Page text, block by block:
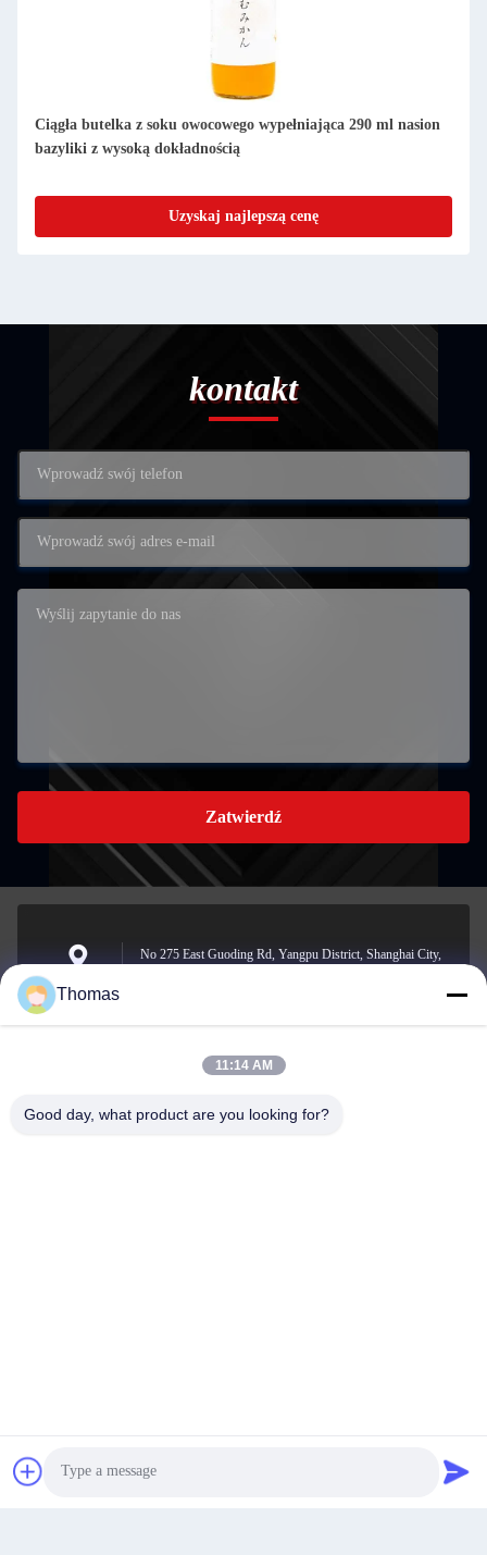
Uzyskaj najlepszą cenę
Ciągła butelka z soku owocowego wypełniająca 290 ml nasion
bazyliki z wysoką dokładnością
Uzyskaj najlepszą cenę
kontakt
Zatwierdź
Adres :
No 275 East Guoding Rd, Yangpu District, Shanghai City,
sales21@jimagroup.com
Thomas
11:14 AM
Good day, what product are you looking for?